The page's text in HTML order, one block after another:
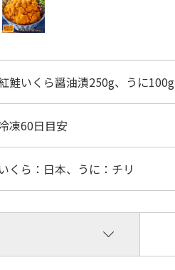
鮭いくら醤油漬250g、うに100g
凍60日目安
いくら：日本、うに：チリ